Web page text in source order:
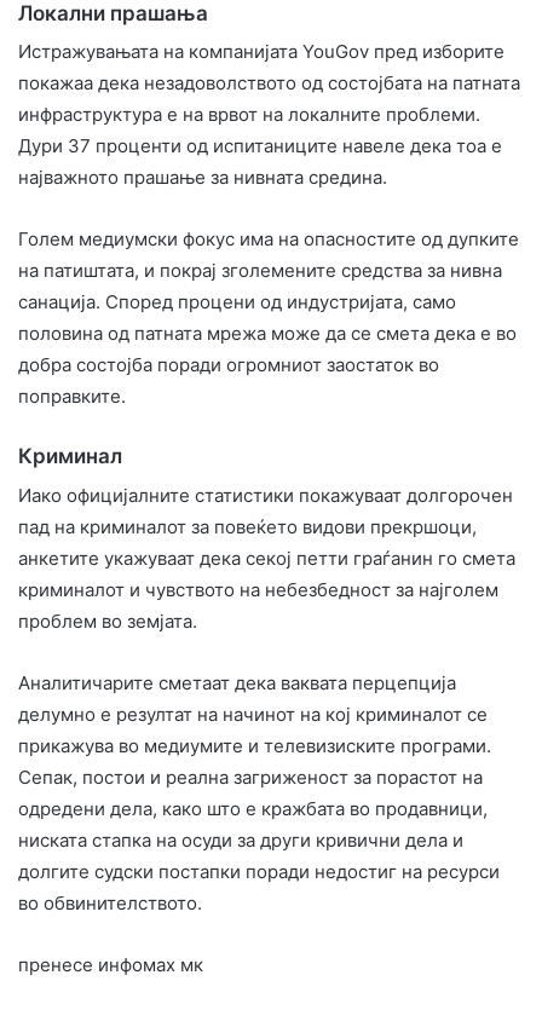
Локални прашања
Истражувањата на компанијата YouGov пред изборите
покажаа дека незадоволството од состојбата на патната
инфраструктура е на врвот на локалните проблеми.
Дури 37 проценти од испитаниците навеле дека тоа е
најважното прашање за нивната средина.
Голем медиумски фокус има на опасностите од дупките
на патиштата, и покрај зголемените средства за нивна
санација. Според процени од индустријата, само
половина од патната мрежа може да се смета дека е во
добра состојба поради огромниот заостаток во
поправките.
Криминал
Иако официјалните статистики покажуваат долгорочен
пад на криминалот за повеќето видови прекршоци,
анкетите укажуваат дека секој петти граѓанин го смета
криминалот и чувството на небезбедност за најголем
проблем во земјата.
Аналитичарите сметаат дека ваквата перцепција
делумно е резултат на начинот на кој криминалот се
прикажува во медиумите и телевизиските програми.
Сепак, постои и реална загриженост за порастот на
одредени дела, како што е кражбата во продавници,
ниската стапка на осуди за други кривични дела и
долгите судски постапки поради недостиг на ресурси
во обвинителството.
пренесе инфомах мк